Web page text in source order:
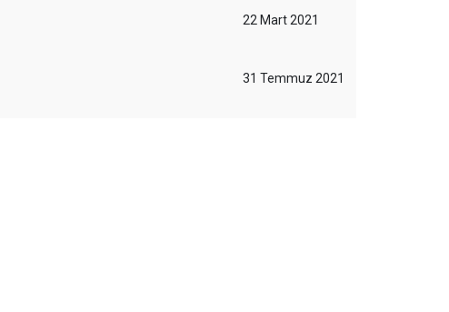
22 Mart 2021
31 Temmuz 2021